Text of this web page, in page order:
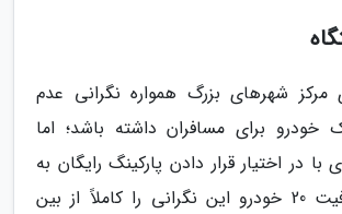
شهرهای بزرگ همواره نگرانی عدم
برای مسافران داشته باشد؛ اما
با در اختیار قرار دادن پارکینگ رایگان به
میهمانان یا ظرفیت 20 خودرو این نگرانی را کاملاً از بین